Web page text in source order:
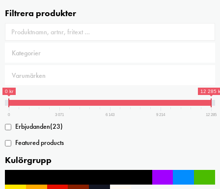
Filtrera produkter
0 kr 12 285
0 3 071 6 143 9 214 12 285
Erbjudanden(23)
Featured products
Kulörgrupp